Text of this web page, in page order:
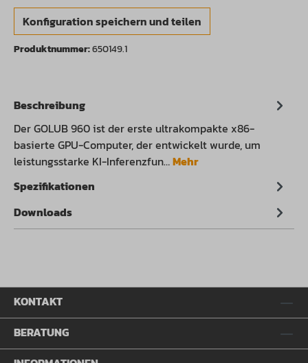
Konfiguration speichern und teilen
Produktnummer:650149.1
Beschreibung
Der GOLUB 960 ist der erste ultrakompakte x86-
basierte GPU-Computer, der entwickelt wurde, um
leistungsstarke KI-Inferenzfun…Mehr
Spezifikationen
Downloads
KONTAKT
BERATUNG